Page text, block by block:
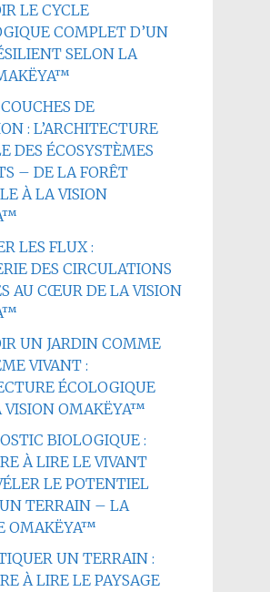
LE CYCLE
COMPLET D’UN
SELON LA
DE
: L’ARCHITECTURE
DES ÉCOSYSTÈMES
– DE LA FORÊT
À LA VISION
LES FLUX :
DES CIRCULATIONS
AU CŒUR DE LA VISION
UN JARDIN COMME
VIVANT :
ÉCOLOGIQUE
VISION OMAKËYA™
BIOLOGIQUE :
À LIRE LE VIVANT
LE POTENTIEL
TERRAIN – LA
OMAKËYA™
UN TERRAIN :
À LIRE LE PAYSAGE